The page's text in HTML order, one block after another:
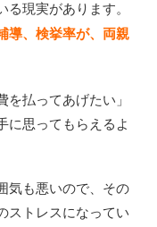
現実があります。
導、検挙率が、両親
払ってあげたい」
に思ってもらえるよ
気も悪いので、その
ストレスになってい